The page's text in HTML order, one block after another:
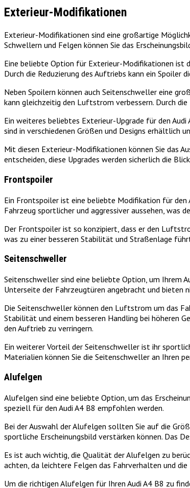
Exterieur-Modifikationen
Exterieur-Modifikationen sind eine großartige
Schwellern und Felgen können Sie das
Eine beliebte Option für Exterieur-Modifikationen ist
Durch die Reduzierung des Auftriebs kann ein Spoiler
Neben Spoilern können auch Seitenschweller eine
kann gleichzeitig den Luftstrom verbessern. Durch
Ein weiteres beliebtes Exterieur-Upgrade für den
sind in verschiedenen Größen und Designs erhältlich
Mit diesen Exterieur-Modifikationen können Sie das
entscheiden, diese Upgrades werden sicherlich die
Frontspoiler
Ein Frontspoiler ist eine beliebte Modifikation für den
Fahrzeug sportlicher und aggressiver aussehen, was
Der Frontspoiler ist so konzipiert, dass er den
was zu einer besseren Stabilität und Straßenlage
Seitenschweller
Seitenschweller sind eine beliebte Option, um Ihrem
Unterseite der Fahrzeugtüren angebracht und bieten
Die Seitenschweller können den Luftstrom um das
Stabilität und einem besseren Handling bei höheren
den Auftrieb zu verringern.
Ein weiterer Vorteil der Seitenschweller ist ihr
Materialien können Sie die Seitenschweller an Ihren
Alufelgen
Alufelgen sind eine beliebte Option, um das
speziell für den Audi A4 B8 empfohlen werden.
Bei der Auswahl der Alufelgen sollten Sie auf die
sportliche Erscheinungsbild verstärken können. Das
Es ist auch wichtig, die Qualität der Alufelgen zu
achten, da leichtere Felgen das Fahrverhalten und
Um die richtigen Alufelgen für Ihren Audi A4 B8 zu